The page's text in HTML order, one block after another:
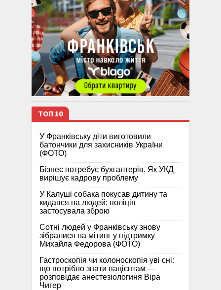
ТОП 10
У Франківську діти виготовили
батончики для захисників України
(ФОТО)
Бізнес потребує бухгалтерів. Як УКД
вирішує кадрову проблему
У Калуші собака покусав дитину та
кидався на людей: поліція
застосувала зброю
Сотні людей у Франківську знову
зібралися на мітинг у підтримку
Михайла Федорова (ФОТО)
Гастроскопія чи колоноскопія уві сні:
що потрібно знати пацієнтам —
розповідає анестезіологиня Віра
Чигер